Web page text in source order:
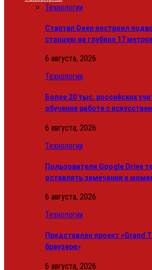
Технологии
Стартап Deep построил
станцию на глубине 17
6 августа, 2026
Технологии
Более 20 тыс. российских
обучение работе с
6 августа, 2026
Технологии
Пользователи Google Drive
оставлять замечания к
6 августа, 2026
Технологии
Представлен проект «Grand
браузере»
6 августа, 2026